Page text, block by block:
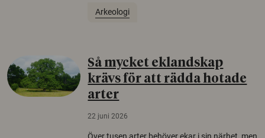
Arkeologi
Så mycket eklandskap
krävs för att rädda hotade
arter
22 juni 2026
Över tusen arter behöver ekar i sin närhet, men